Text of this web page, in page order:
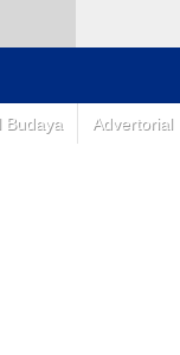
Budaya Advertorial